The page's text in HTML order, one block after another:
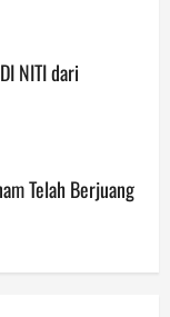
NITI dari
Telah Berjuang